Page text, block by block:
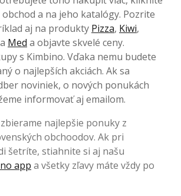
a na jeho katalógy. Pozrite
aj na produkty Pizza, Kiwi,
a Med a objavte skvelé ceny.
s Kimbino. Vďaka nemu budete
o najlepších akciách. Ak sa
noviniek, o nových ponukách
informovať aj emailom.
najlepšie ponuky z
obchoodov. Ak pri
šetríte, stiahnite si aj našu
app a všetky zľavy máte vždy po